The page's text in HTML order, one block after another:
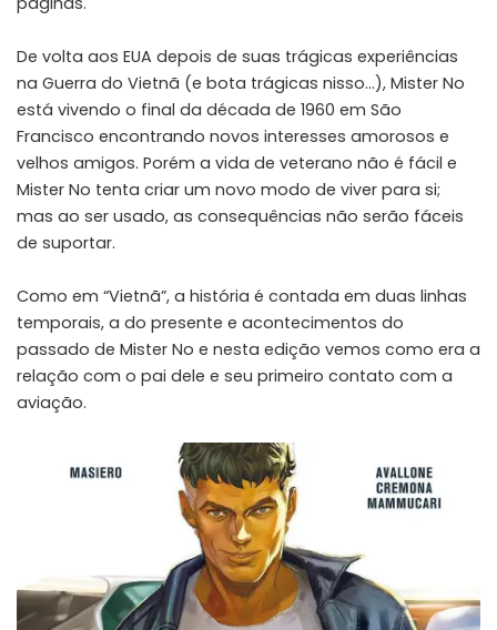
De volta aos EUA depois de suas trágicas experiências
na Guerra do Vietnã (e bota trágicas nisso…), Mister No
está vivendo o final da década de 1960 em São
Francisco encontrando novos interesses amorosos e
velhos amigos. Porém a vida de veterano não é fácil e
Mister No tenta criar um novo modo de viver para si;
mas ao ser usado, as consequências não serão fáceis
de suportar.
Como em “Vietnã”, a história é contada em duas linhas
temporais, a do presente e acontecimentos do
passado de Mister No e nesta edição vemos como era a
relação com o pai dele e seu primeiro contato com a
aviação.